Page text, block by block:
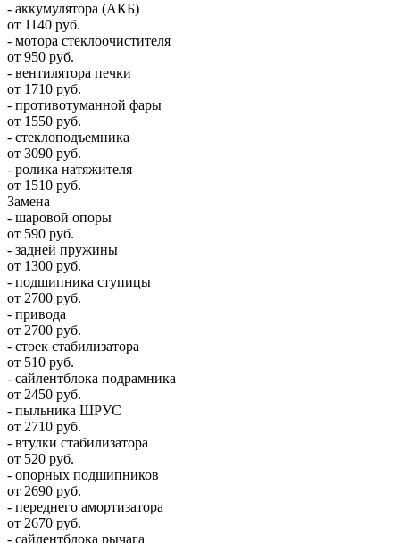
- аккумулятора (АКБ)
от 1140 руб.
- мотора стеклоочистителя
от 950 руб.
- вентилятора печки
от 1710 руб.
- противотуманной фары
от 1550 руб.
- стеклоподъемника
от 3090 руб.
- ролика натяжителя
от 1510 руб.
Замена
- шаровой опоры
от 590 руб.
- задней пружины
от 1300 руб.
- подшипника ступицы
от 2700 руб.
- привода
от 2700 руб.
- стоек стабилизатора
от 510 руб.
- сайлентблока подрамника
от 2450 руб.
- пыльника ШРУС
от 2710 руб.
- втулки стабилизатора
от 520 руб.
- опорных подшипников
от 2690 руб.
- переднего амортизатора
от 2670 руб.
- сайлентблока рычага